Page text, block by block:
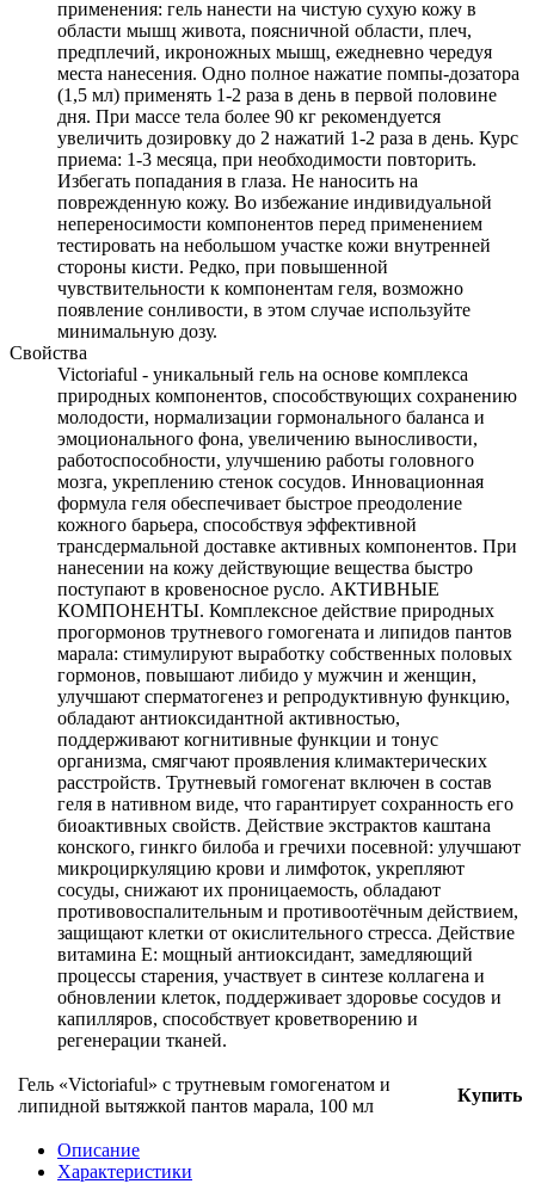
применения: гель нанести на чистую сухую кожу в
области мышц живота, поясничной области, плеч,
предплечий, икроножных мышц, ежедневно чередуя
места нанесения. Одно полное нажатие помпы-дозатора
(1,5 мл) применять 1-2 раза в день в первой половине
дня. При массе тела более 90 кг рекомендуется
увеличить дозировку до 2 нажатий 1-2 раза в день. Курс
приема: 1-3 месяца, при необходимости повторить.
Избегать попадания в глаза. Не наносить на
поврежденную кожу. Во избежание индивидуальной
непереносимости компонентов перед применением
тестировать на небольшом участке кожи внутренней
стороны кисти. Редко, при повышенной
чувствительности к компонентам геля, возможно
появление сонливости, в этом случае используйте
минимальную дозу.
Свойства
Victoriaful - уникальный гель на основе комплекса
природных компонентов, способствующих сохранению
молодости, нормализации гормонального баланса и
эмоционального фона, увеличению выносливости,
работоспособности, улучшению работы головного
мозга, укреплению стенок сосудов. Инновационная
формула геля обеспечивает быстрое преодоление
кожного барьера, способствуя эффективной
трансдермальной доставке активных компонентов. При
нанесении на кожу действующие вещества быстро
поступают в кровеносное русло. АКТИВНЫЕ
КОМПОНЕНТЫ. Комплексное действие природных
прогормонов трутневого гомогената и липидов пантов
марала: стимулируют выработку собственных половых
гормонов, повышают либидо у мужчин и женщин,
улучшают сперматогенез и репродуктивную функцию,
обладают антиоксидантной активностью,
поддерживают когнитивные функции и тонус
организма, смягчают проявления климактерических
расстройств. Трутневый гомогенат включен в состав
геля в нативном виде, что гарантирует сохранность его
биоактивных свойств. Действие экстрактов каштана
конского, гинкго билоба и гречихи посевной: улучшают
микроциркуляцию крови и лимфоток, укрепляют
сосуды, снижают их проницаемость, обладают
противовоспалительным и противоотёчным действием,
защищают клетки от окислительного стресса. Действие
витамина Е: мощный антиоксидант, замедляющий
процессы старения, участвует в синтезе коллагена и
обновлении клеток, поддерживает здоровье сосудов и
капилляров, способствует кроветворению и
регенерации тканей.
Гель «Victoriaful» с трутневым гомогенатом и
липидной вытяжкой пантов марала, 100 мл
Купить
Описание
Характеристики